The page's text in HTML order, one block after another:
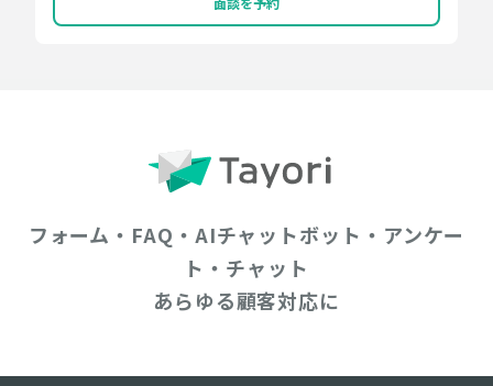
フォーム・FAQ・AIチャットボット・アンケー
ト・チャット
あらゆる顧客対応に